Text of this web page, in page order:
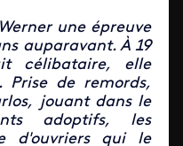
une épreuve
auparavant. À 19
célibataire, elle
Prise de remords,
jouant dans le
adoptifs, les
d'ouvriers qui le